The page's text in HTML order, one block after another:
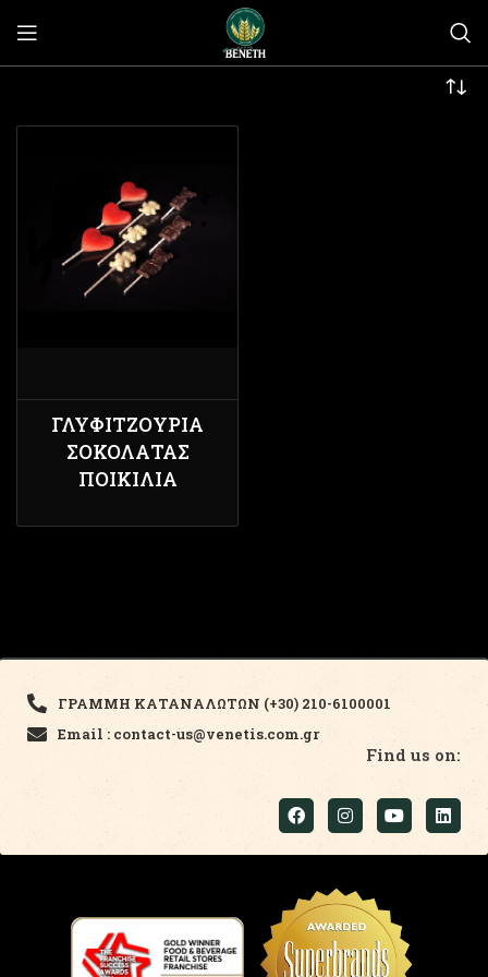
ΓΛΥΦΙΤΖΟΎΡΙΑ
ΣΟΚΟΛΆΤΑΣ
ΠΟΙΚΙΛΊΑ
ΓΡΑΜΜΗ ΚΑΤΑΝΑΛΩΤΩΝ (+30) 210-6100001
Email : contact-us@venetis.com.gr
Find us on: